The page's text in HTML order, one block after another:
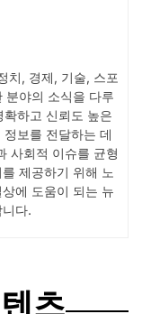
치, 경제, 기술, 스포
분야의 소식을 다루
하고 신뢰도 높은
보를 전달하는 데
사회적 이슈를 균형
제공하기 위해 노
에 도움이 되는 뉴
다.
츠